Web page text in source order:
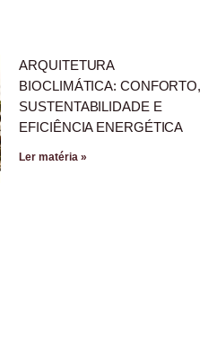
ARQUITETURA
BIOCLIMÁTICA: CONFORTO,
SUSTENTABILIDADE E
EFICIÊNCIA ENERGÉTICA
Ler matéria »